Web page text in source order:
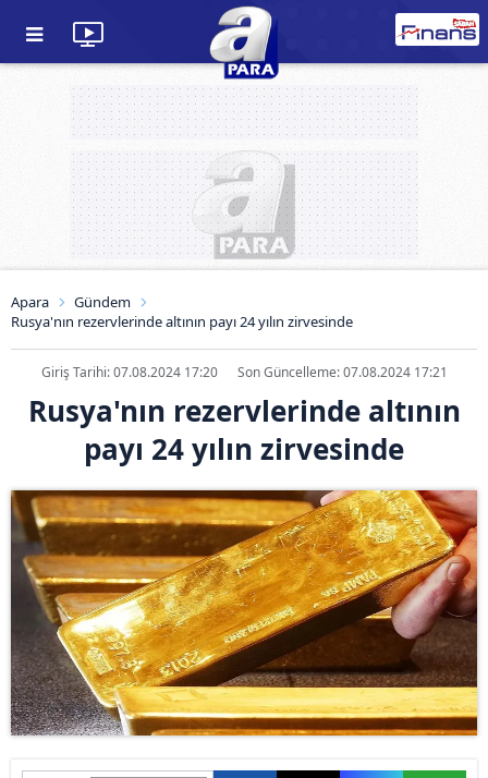
Apara
Gündem
Rusya'nın rezervlerinde altının payı 24 yılın zirvesinde
Giriş Tarihi: 07.08.2024 17:20 Son Güncelleme: 07.08.2024 17:21
Rusya'nın rezervlerinde altının
payı 24 yılın zirvesinde